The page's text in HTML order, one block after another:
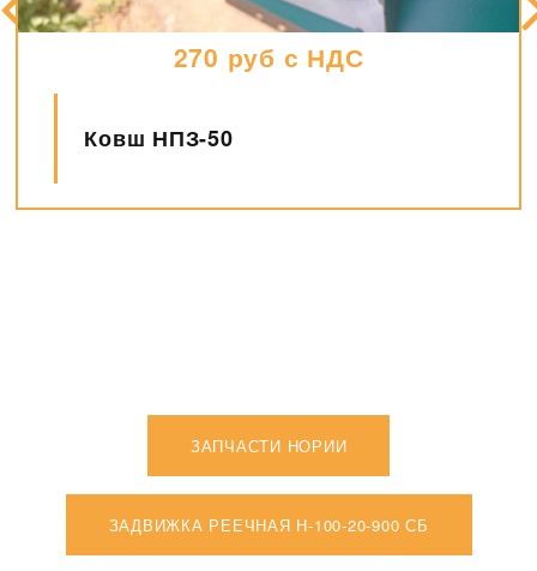
19600 руб с НДС
Контрпривод НПЗ-50
ЗАПЧАСТИ НОРИИ
ЗАДВИЖКА РЕЕЧНАЯ Н-100-20-900 СБ